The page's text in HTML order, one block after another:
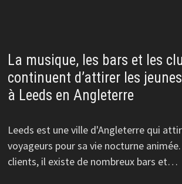
La musique, les bars et les
continuent d’attirer les
à Leeds en Angleterre
Leeds est une ville d'Angleterre qui
voyageurs pour sa vie nocturne
clients, il existe de nombreux bars et…